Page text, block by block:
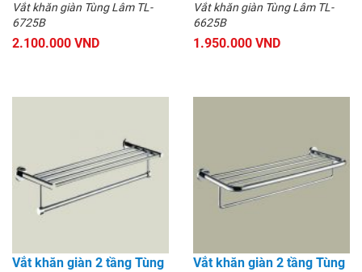
Vắt khăn giàn Tùng Lâm TL-
6725B
2.100.000 VND
Vắt khăn giàn Tùng Lâm TL-
6625B
1.950.000 VND
Vắt khăn giàn 2 tầng Tùng
Vắt khăn giàn 2 tầng Tùng